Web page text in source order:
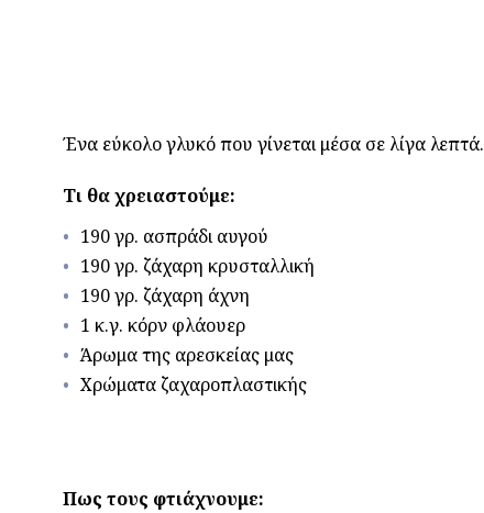
Ένα εύκολο γλυκό που γίνεται μέσα σε λίγα λεπτά.
Τι θα χρειαστούμε:
190 γρ. ασπράδι αυγού
190 γρ. ζάχαρη κρυσταλλική
190 γρ. ζάχαρη άχνη
1 κ.γ. κόρν φλάουερ
Άρωμα της αρεσκείας μας
Χρώματα ζαχαροπλαστικής
Πως τους φτιάχνουμε: